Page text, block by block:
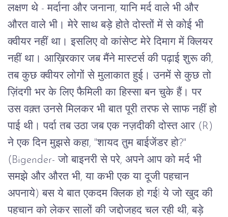
लक्षण थे - मर्दाना और जनाना, यानि मर्द वाले भी और
औरत वाले भी। मेरे साथ बड़े होते दोस्तों में से कोई भी
क्वीयर नहीं था। इसलिए वो कांसेप्ट मेरे दिमाग में क्लियर
नहीं था। आख़िरकार जब मैंने मास्टर्स की पढ़ाई शुरू की,
तब कुछ क्वीयर लोगों से मुलाकात हुई। उनमें से कुछ तो
ज़िंदगी भर के लिए फैमिली का हिस्सा बन चुके हैं। पर
उस वक़्त उनसे मिलकर भी बात पूरी तरफ से साफ नहीं हो
पाई थी। पर्दा तब उठा जब एक नज़दीकी दोस्त आर ( R)
ने एक दिन मुझसे कहा, "शायद तुम बाईजेंडर हो?"
(Bigender- जो बाइनरी से परे, अपने आप को मर्द भी
समझे और औरत भी, या कभी एक या दूजी पहचान
अपनाये) बस ये बात एकदम क्लिक हो गई! ये जो खुद की
पहचान को लेकर सालों की जद्दोजहद चल रही थी, बड़े